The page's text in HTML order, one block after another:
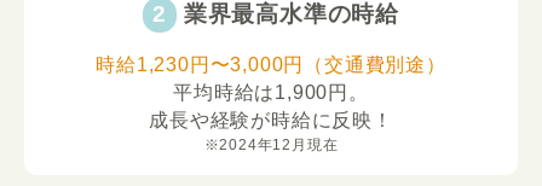
業界最高水準の時給
時給1,230円〜3,000円（交通費別途）
平均時給は1,900円。
成長や経験が時給に反映！
※2024年12月現在